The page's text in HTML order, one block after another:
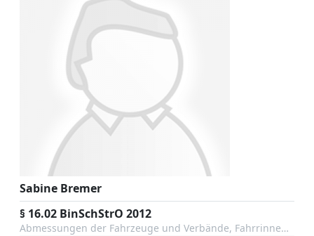
Sabine Bremer
§ 16.02 BinSchStrO 2012
Abmessungen der Fahrzeuge und Verbände, Fahrrinnentiefe und Abladetiefe